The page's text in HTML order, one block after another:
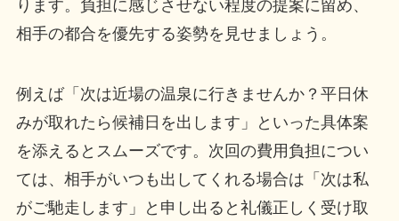
ります。負担に感じさせない程度の提案に留め、
相手の都合を優先する姿勢を見せましょう。
例えば「次は近場の温泉に行きませんか？平日休
みが取れたら候補日を出します」といった具体案
を添えるとスムーズです。次回の費用負担につい
ては、相手がいつも出してくれる場合は「次は私
がご馳走します」と申し出ると礼儀正しく受け取